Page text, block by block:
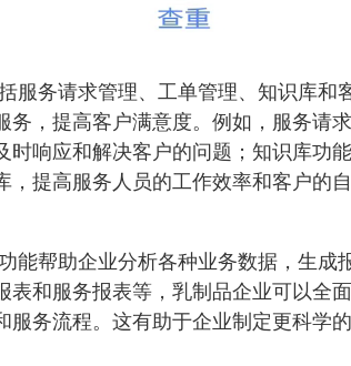
服务请求管理、工单管理、知识库和
务，提高客户满意度。例如，服务请
时响应和解决客户的问题；知识库功
，提高服务人员的工作效率和客户的自
能帮助企业分析各种业务数据，生成
表和服务报表等，乳制品企业可以全
服务流程。这有助于企业制定更科学